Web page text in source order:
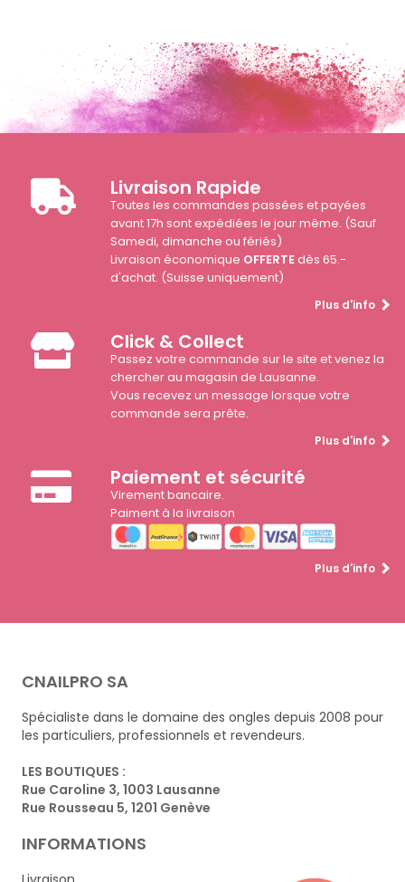
Livraison Rapide
Toutes les commandes passées et payées
avant 17h sont expédiées le jour même. (Sauf
Samedi, dimanche ou fériés)
Livraison économique OFFERTEdès 65.-
d'achat. (Suisse uniquement)
Plus d'info
Click & Collect
Passez votre commande sur le site et venez la
chercher au magasin de Lausanne.
Vous recevez un message lorsque votre
commande sera prête.
Plus d'info
Paiement et sécurité
Virement bancaire.
Paiment à la livraison
Plus d'info
CNAILPRO SA
Spécialiste dans le domaine des ongles depuis 2008 pour
les particuliers, professionnels et revendeurs.
LES BOUTIQUES :
Rue Caroline 3, 1003 Lausanne
Rue Rousseau 5, 1201 Genève
INFORMATIONS